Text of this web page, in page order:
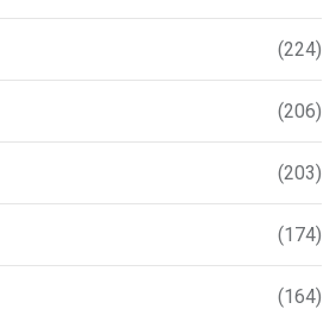
(224)
(206)
(203)
(174)
(164)